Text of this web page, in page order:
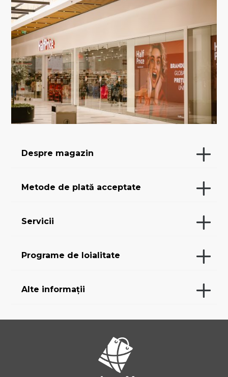
Despre magazin
Metode de plată acceptate
Servicii
Programe de loialitate
Alte informații